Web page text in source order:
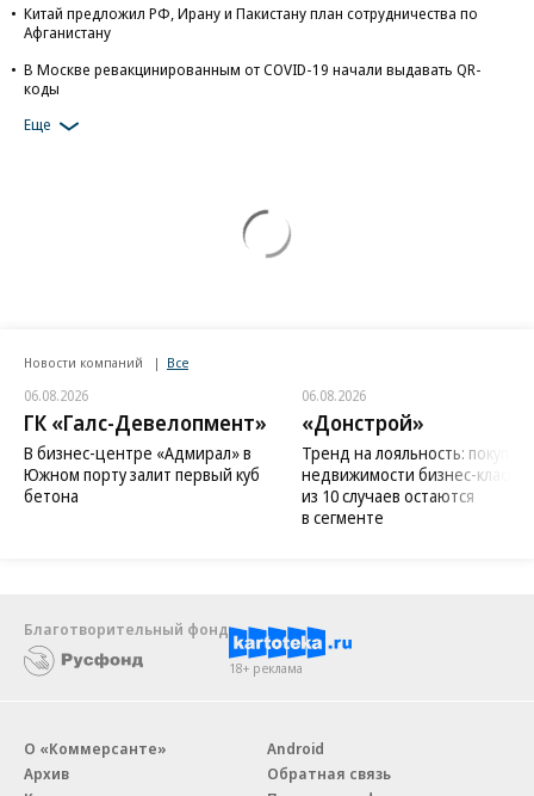
Китай предложил РФ, Ирану и Пакистану план сотрудничества по
Афганистану
В Москве ревакцинированным от COVID-19 начали выдавать QR-
коды
Еще
Новости компаний Все
06.08.2026
ГК «Галс-Девелопмент»
В бизнес-центре «Адмирал» в
Южном порту залит первый куб
бетона
06.08.2026
«Донстрой»
Тренд на лояльность:
недвижимости бизнес-класса
из 10 случаев остаются
в сегменте
Благотворительный фонд
18+ реклама
О «Коммерсанте»
Архив
Android
Обратная связь